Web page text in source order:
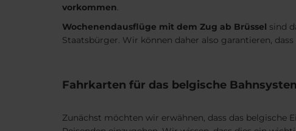
vorkommen.
Wochenendausflüge mit dem Zug ab Brüssel sind
Staatsbürger. Wir können daher also garantieren,
Fahrkarten für das belgische
Zunächst möchten wir erwähnen, dass das belgische